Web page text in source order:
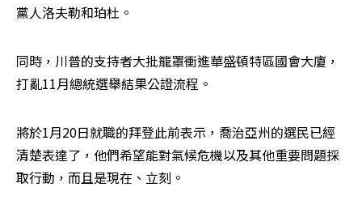
黨人洛夫勒和珀杜。
同時，川普的支持者大批籠罩衝進華盛頓特區國會大廈，
打亂11月總統選舉結果公證流程。
將於1月20日就職的拜登此前表示，喬治亞州的選民已經
清楚表達了，他們希望能對氣候危機以及其他重要問題採
取行動，而且是現在、立刻。